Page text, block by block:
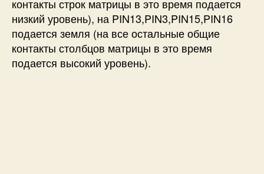
контакты строк матрицы в это время подается
низкий уровень), на PIN13,PIN3,PIN15,PIN16
подается земля (на все остальные общие
контакты столбцов матрицы в это время
подается высокий уровень).